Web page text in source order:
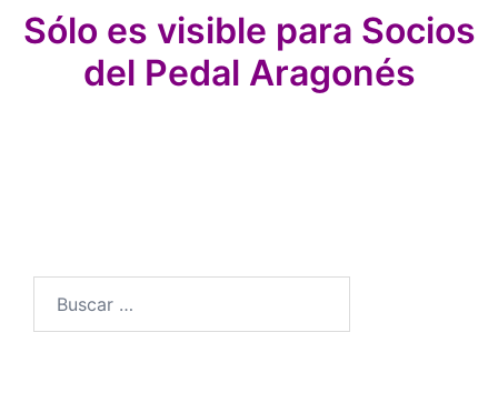
Sólo es visible para Socios
del Pedal Aragonés